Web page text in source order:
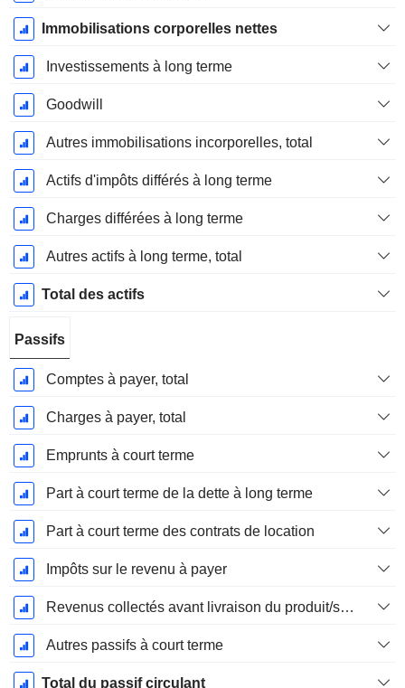
Immobilisations corporelles nettes
Investissements à long terme
Goodwill
Autres immobilisations incorporelles, total
Actifs d'impôts différés à long terme
Charges différées à long terme
Autres actifs à long terme, total
Total des actifs
Passifs
Comptes à payer, total
Charges à payer, total
Emprunts à court terme
Part à court terme de la dette à long terme
Part à court terme des contrats de location
Impôts sur le revenu à payer
Revenus collectés avant livraison du produit/service
Autres passifs à court terme
Total du passif circulant